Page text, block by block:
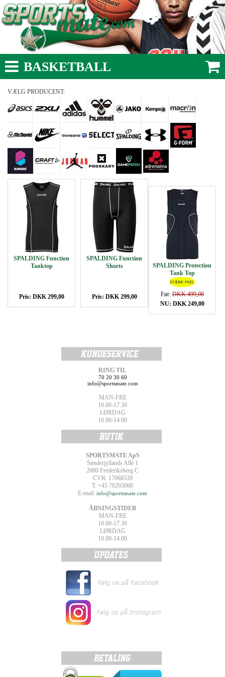
BASKETBALL
VÆLG PRODUCENT:
SPALDING Function
Tanktop
Pris: DKK 299,00
SPALDING Function
Shorts
Pris: DKK 299,00
SPALDING Protection
Tank Top
Før:DKK 499,00
NU: DKK 249,00
RING TIL
70 20 30 60
info@sportsmate.com
MAN-FRE
10.00-17.30
LØRDAG
10.00-14.00
SPORTSMATE ApS
Sønderjyllands Allé 1
2000 Frederiksberg C
CVR. 17068539
T. +45 70203060
E-mail: info@sportsmate.com
ÅBNINGSTIDER
MAN-FRE
10.00-17.30
LØRDAG
10.00-14.00